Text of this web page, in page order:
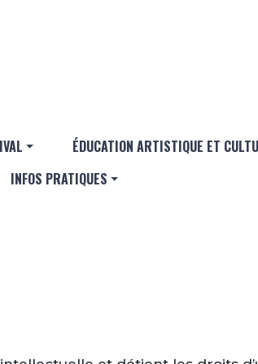
ÉDUCATION ARTISTIQUE ET
INFOS PRATIQUES